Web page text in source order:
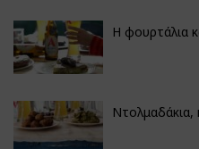
Η φουρτάλια
Ντολμαδάκια,